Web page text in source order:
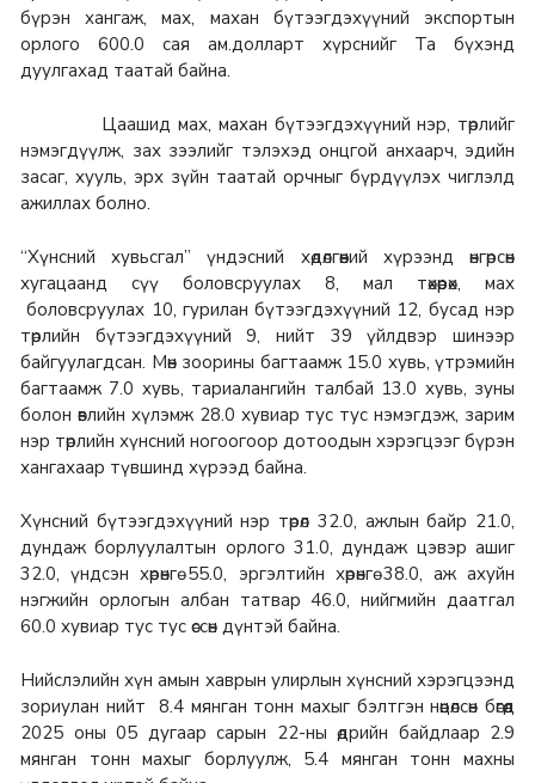
бүрэн хангаж, мах, махан бүтээгдэхүүний экспортын
орлого 600.0 сая ам.долларт хүрснийг Та бүхэнд
дуулгахад таатай байна.
Цаашид мах, махан бүтээгдэхүүний нэр, төрлийг
нэмэгдүүлж, зах зээлийг тэлэхэд онцгой анхаарч, эдийн
засаг, хууль, эрх зүйн таатай орчныг бүрдүүлэх чиглэлд
ажиллах болно.
“Хүнсний хувьсгал” үндэсний хөдөлгөөний хүрээнд өнгөрсөн
хугацаанд сүү боловсруулах 8, мал төхөөрөх, мах
боловсруулах 10, гурилан бүтээгдэхүүний 12, бусад нэр
төрлийн бүтээгдэхүүний 9, нийт 39 үйлдвэр шинээр
байгуулагдсан. Мөн зоорины багтаамж 15.0 хувь, үтрэмийн
багтаамж 7.0 хувь, тариалангийн талбай 13.0 хувь, зуны
болон өвлийн хүлэмж 28.0 хувиар тус тус нэмэгдэж, зарим
нэр төрлийн хүнсний ногоогоор дотоодын хэрэгцээг бүрэн
хангахаар түвшинд хүрээд байна.
Хүнсний бүтээгдэхүүний нэр төрөл 32.0, ажлын байр 21.0,
дундаж борлуулалтын орлого 31.0, дундаж цэвэр ашиг
32.0, үндсэн хөрөнгө 55.0, эргэлтийн хөрөнгө 38.0, аж ахуйн
нэгжийн орлогын албан татвар 46.0, нийгмийн даатгал
60.0 хувиар тус тус өссөн дүнтэй байна.
Нийслэлийн хүн амын хаврын улирлын хүнсний хэрэгцээнд
зориулан нийт 8.4 мянган тонн махыг бэлтгэн нөөцөлсөн бөгөөд
2025 оны 05 дугаар сарын 22-ны өдрийн байдлаар 2.9
мянган тонн махыг борлуулж, 5.4 мянган тонн махны